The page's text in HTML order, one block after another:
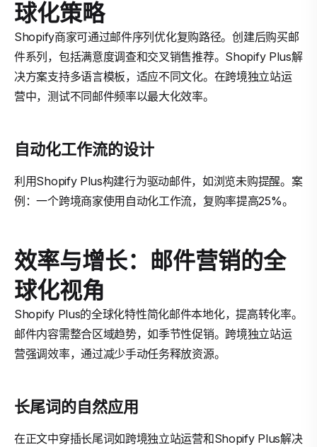
球化策略
Shopify商家可通过邮件序列优化复购路径。创建后购买邮
件系列，包括满意度调查和交叉销售推荐。Shopify Plus解
决方案支持多语言模板，适应不同文化。在跨境独立站运
营中，测试不同邮件频率以最大化效率。
自动化工作流的设计
利用Shopify Plus构建行为驱动邮件，如浏览未购提醒。案
例：一个跨境商家使用自动化工作流，复购率提高25%。
效率与增长：邮件营销的全
球化视角
Shopify Plus的全球化特性简化邮件本地化，提高转化率。
邮件内容需整合区域趋势，如季节性促销。跨境独立站运
营强调效率，通过减少手动任务释放资源。
长尾词的自然应用
在正文中穿插长尾词如跨境独立站运营和Shopify Plus解决